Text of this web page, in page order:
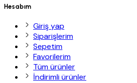
Hesabım
Giriş yap
Siparişlerim
Sepetim
Favorilerim
Tüm ürünler
İndirimli ürünler